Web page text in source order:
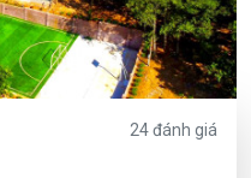
24 đánh giá